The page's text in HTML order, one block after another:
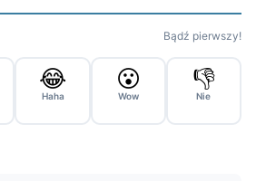
Bądź pierwszy!
😂
Haha
😮
Wow
👎
Nie